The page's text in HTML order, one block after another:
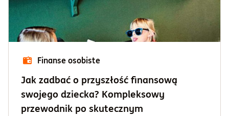
Finanse osobiste
Jak zadbać o przyszłość finansową
swojego dziecka? Kompleksowy
przewodnik po skutecznym